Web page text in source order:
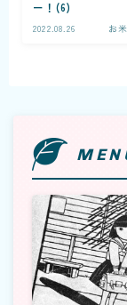
福話
ー！(6)
2022.08.26 お